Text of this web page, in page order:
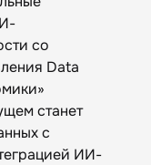
со
Data
станет
с
ИИ-